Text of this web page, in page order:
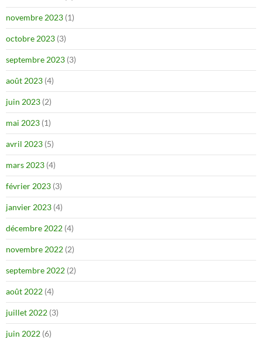
novembre 2023 (1)
octobre 2023 (3)
septembre 2023 (3)
août 2023 (4)
juin 2023 (2)
mai 2023 (1)
avril 2023 (5)
mars 2023 (4)
février 2023 (3)
janvier 2023 (4)
décembre 2022 (4)
novembre 2022 (2)
septembre 2022 (2)
août 2022 (4)
juillet 2022 (3)
juin 2022 (6)